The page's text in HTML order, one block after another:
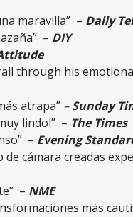
Live
maravilla” – Daily
– DIY
e
through his
atrapa” – Sunday
lindol” – The Times
– Evening
de cámara creadas
– NME
más